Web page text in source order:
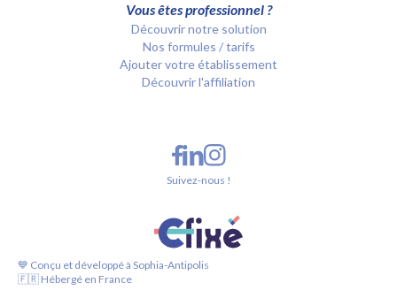
Vous êtes professionnel ?
Découvrir notre solution
Nos formules / tarifs
Ajouter votre établissement
Découvrir l'affiliation
💙 Conçu et développé à Sophia-Antipolis
🇫🇷 Hébergé en France
Suivez-nous !